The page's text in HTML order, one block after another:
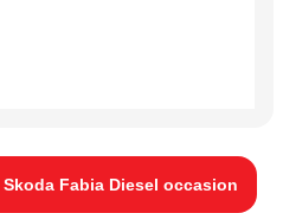
Fabia Diesel occasion